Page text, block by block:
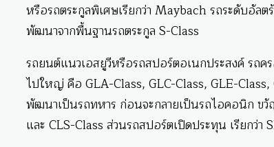
หรือรถตระกูลพิเศษเรียกว่า Maybach รถระดับอัล
พัฒนาจากพื้นฐานรถตระกูล S-Class
รถยนต์แนวเอสยูวีหรือรถสปอร์ตอเนกประสงค์ รถค
ไปใหญ่ คือ GLA-Class, GLC-Class, GLE-
พัฒนาเป็นรถทหาร ก่อนจะกลายเป็นรถไอคอนิก ขวั
และ CLS-Class ส่วนรถสปอร์ตเปิดประทุน เรียกว่า